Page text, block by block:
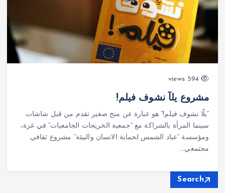
594 views
مشروع يلآ نشوف فيلم!
“يلّا نشوف فيلم!” هو عبارة عن منح صغير تقدم من قبل شاشات
سينما المرأة بالشراكة مع “جمعية الخريجات الجامعيات” في غزة،
ومؤسسة “عباد الشمس لحماية الانسان والبيئة” مشروع ثقافي
مجتمعي…
Search